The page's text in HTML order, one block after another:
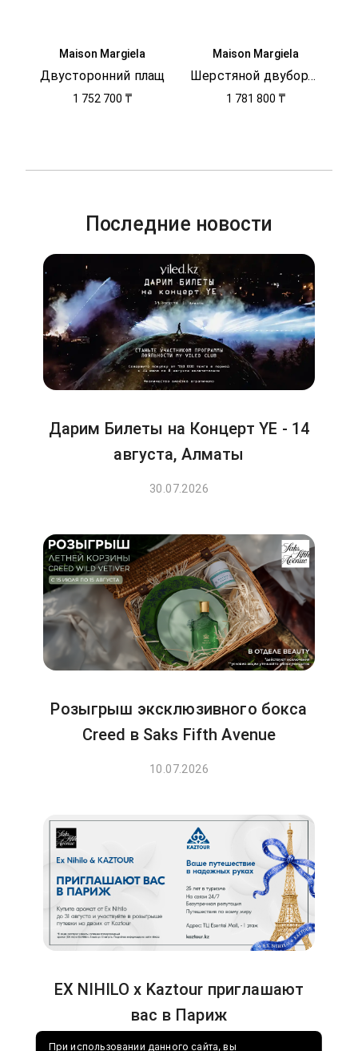
Maison Margiela
Двусторонний плащ
1 752 700 ₸
Maison Margiela
Шерстяной двубортный жакет
1 781 800 ₸
Последние новости
Дарим Билеты на Концерт YE - 14
августа, Алматы
30.07.2026
Розыгрыш эксклюзивного бокса
Creed в Saks Fifth Avenue
10.07.2026
EX NIHILO x Kaztour приглашают
вас в Париж
При использовании данного сайта, вы